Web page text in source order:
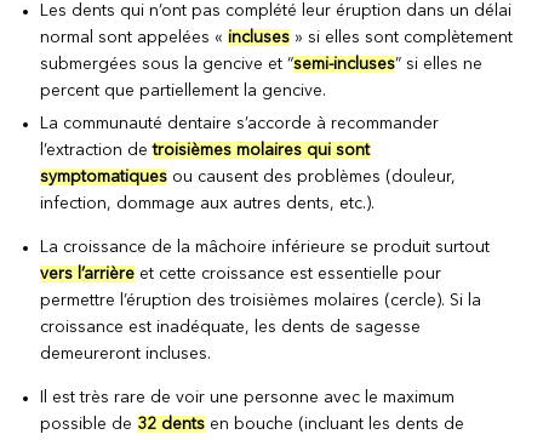
Les dents qui n’ont pas complété leur éruption dans un délai
normal sont appelées «incluses » si elles sont complètement
submergées sous la gencive et “semi-incluses” si elles ne
percent que partiellement la gencive.
La communauté dentaire s’accorde à recommander
l’extraction detroisièmes molaires qui sont
symptomatiques ou causent des problèmes (douleur,
infection, dommage aux autres dents, etc.).
La croissance de la mâchoire inférieure se produit surtout
vers l’arrière et cette croissance est essentielle pour
permettre l’éruption des troisièmes molaires (cercle). Si la
croissance est inadéquate, les dents de sagesse
demeureront incluses.
Il est très rare de voir une personne avec le maximum
possible de 32 dents en bouche (incluant les dents de